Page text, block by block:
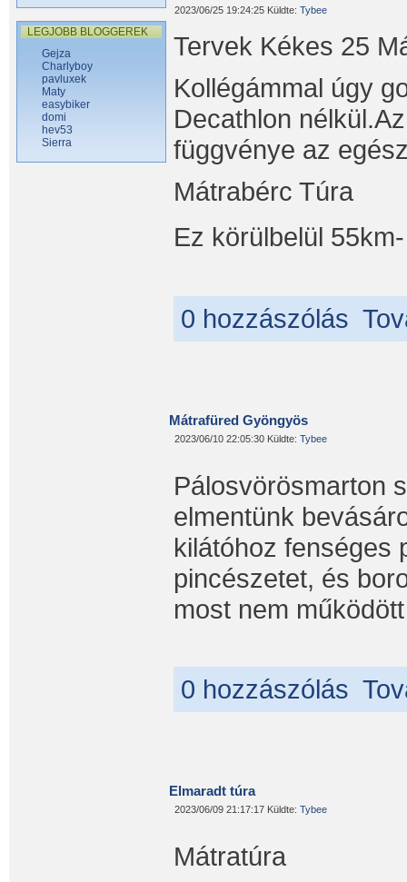
LEGJOBB BLOGGEREK
Gejza
Charlyboy
pavluxek
Maty
easybiker
domi
hev53
Sierra
2023/06/25 19:24:25 Küldte: Tybee
Tervek Kékes 25
Kollégámmal úgy
Decathlon
függvénye az
Mátrabérc Túra
Ez körülbelül
0 hozzászólás
Mátrafüred Gyöngyös
2023/06/10 22:05:30 Küldte: Tybee
Pálosvörösmarton
elmentünk
kilátóhoz fenséges
pincészetet, és
most nem
0 hozzászólás
Elmaradt túra
2023/06/09 21:17:17 Küldte: Tybee
Mátratúra